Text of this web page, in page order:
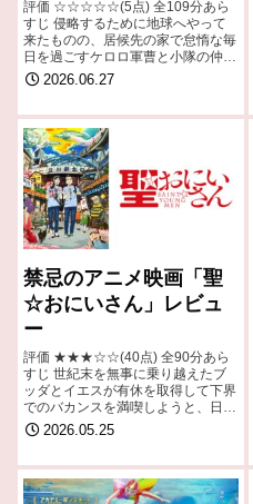
す!」レビュー
評価 ☆☆☆☆☆(5点) 全109分あら
すじ 侵略するために地球へやって
来たものの、居候先の家で怠惰な毎
日を過ごすケロロ軍曹と小隊の仲間
たち。そんなある日、全国各地で摩
訶不思議な現象が発生する。危機感
イドをか…
2026.06.27
禁忌のアニメ映画「聖
☆おにいさん」レビュ
ー
評価 ★★★☆☆(40点) 全90分あら
すじ 世紀末を無事に乗り越えたブ
ッダとイエスが有休を取得して下界
でのバカンスを満喫しようと、日本
の東京都立川の安アパート「松田ハ
イツ」の一室に居を構え、「聖」
して暮らす…
2026.05.25